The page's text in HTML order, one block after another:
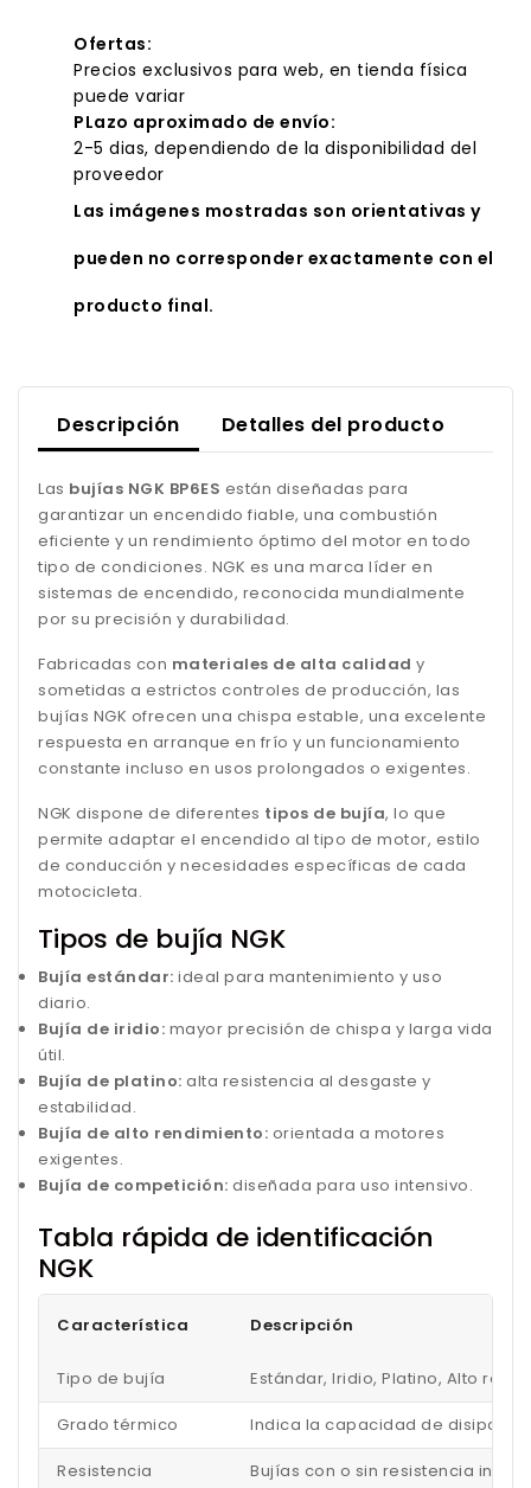
Ofertas:
Precios exclusivos para web, en tienda física
puede variar
PLazo aproximado de envío:
2-5 dias, dependiendo de la disponibilidad del
proveedor
Las imágenes mostradas son orientativas y
pueden no corresponder exactamente con el
producto final.
Descripción Detalles del producto
Las bujías NGK BP6ES están diseñadas para
garantizar un encendido fiable, una combustión
eficiente y un rendimiento óptimo del motor en todo
tipo de condiciones. NGK es una marca líder en
sistemas de encendido, reconocida mundialmente
por su precisión y durabilidad.
Fabricadas con materiales de alta calidad y
sometidas a estrictos controles de producción, las
bujías NGK ofrecen una chispa estable, una excelente
respuesta en arranque en frío y un funcionamiento
constante incluso en usos prolongados o exigentes.
NGK dispone de diferentes tipos de bujía, lo que
permite adaptar el encendido al tipo de motor, estilo
de conducción y necesidades específicas de cada
motocicleta.
Tipos de bujía NGK
Bujía estándar: ideal para mantenimiento y uso
diario.
Bujía de iridio: mayor precisión de chispa y larga vida
útil.
Bujía de platino: alta resistencia al desgaste y
estabilidad.
Bujía de alto rendimiento: orientada a motores
exigentes.
Bujía de competición: diseñada para uso intensivo.
Tabla rápida de identificación
NGK
Característica Descripción
Tipo de bujía Estándar, Iridio, Platino, Alto
Grado térmico Indica la capacidad de disipar
Resistencia Bujías con o sin resistencia